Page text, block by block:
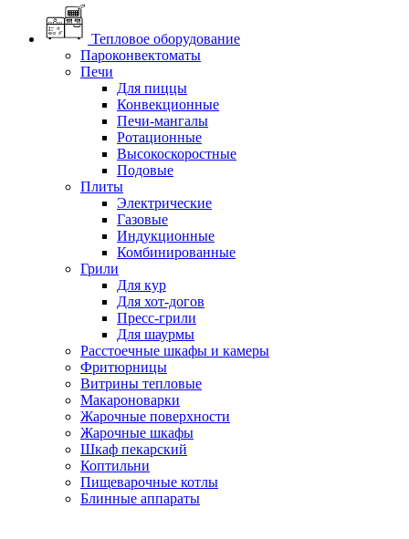
Тепловое оборудование
Пароконвектоматы
Печи
Для пиццы
Конвекционные
Печи-мангалы
Ротационные
Высокоскоростные
Подовые
Плиты
Электрические
Газовые
Индукционные
Комбинированные
Грили
Для кур
Для хот-догов
Пресс-грили
Для шаурмы
Расстоечные шкафы и камеры
Фритюрницы
Витрины тепловые
Макароноварки
Жарочные поверхности
Жарочные шкафы
Шкаф пекарский
Коптильни
Пищеварочные котлы
Блинные аппараты